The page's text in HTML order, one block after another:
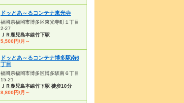
ドッとあ～るコンテナ東光寺
福岡県福岡市博多区東光寺町１丁目
2-27
ＪＲ鹿児島本線竹下駅
5,500円/月～
ドッとあ～るコンテナ博多駅南6
丁目
福岡県福岡市博多区博多駅南６丁目
15-21
ＪＲ鹿児島本線竹下駅 徒歩10分
8,800円/月～